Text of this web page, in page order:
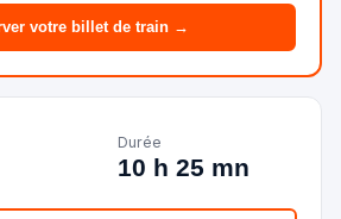
votre billet de train →
Durée
10 h 25 mn